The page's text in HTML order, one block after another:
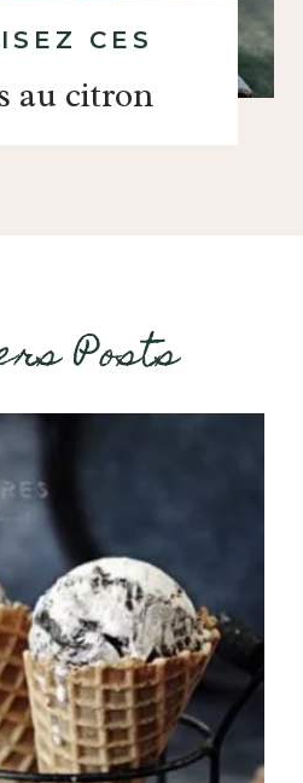
CES
au citron
Posts